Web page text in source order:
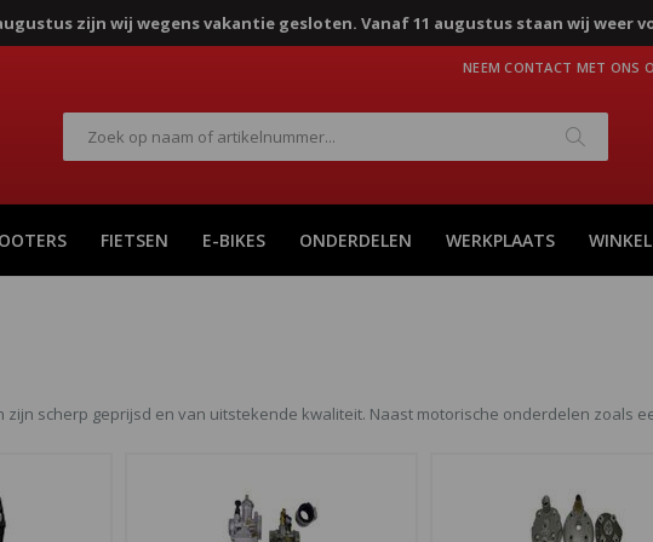
zijn wij wegens vakantie gesloten. Vanaf 11 augustus staan wij weer
NEEM CONTACT MET ONS
Zoek
FIETSEN E-BIKES ONDERDELEN WERKPLAATS WINKEL
scherp geprijsd en van uitstekende kwaliteit. Naast motorische onderdelen zoals